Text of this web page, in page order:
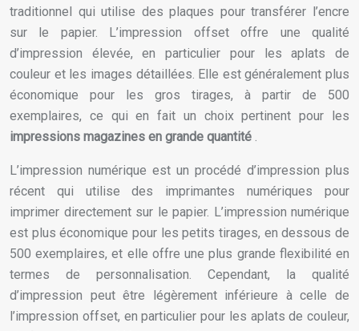
traditionnel qui utilise des plaques pour transférer l’encre
sur le papier. L’impression offset offre une qualité
d’impression élevée, en particulier pour les aplats de
couleur et les images détaillées. Elle est généralement plus
économique pour les gros tirages, à partir de 500
exemplaires, ce qui en fait un choix pertinent pour les
impressions magazines en grande quantité .
L’impression numérique est un procédé d’impression plus
récent qui utilise des imprimantes numériques pour
imprimer directement sur le papier. L’impression numérique
est plus économique pour les petits tirages, en dessous de
500 exemplaires, et elle offre une plus grande flexibilité en
termes de personnalisation. Cependant, la qualité
d’impression peut être légèrement inférieure à celle de
l’impression offset, en particulier pour les aplats de couleur,